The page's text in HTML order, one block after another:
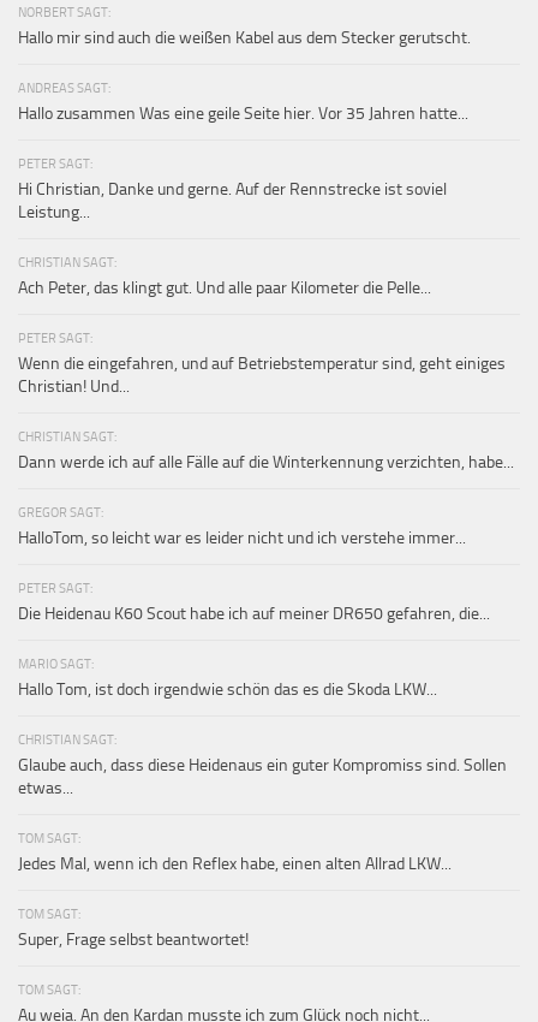
NORBERT SAGT:
Hallo mir sind auch die weißen Kabel aus dem Stecker gerutscht.
ANDREAS SAGT:
Hallo zusammen Was eine geile Seite hier. Vor 35 Jahren hatte...
PETER SAGT:
Hi Christian, Danke und gerne. Auf der Rennstrecke ist soviel
Leistung...
CHRISTIAN SAGT:
Ach Peter, das klingt gut. Und alle paar Kilometer die Pelle...
PETER SAGT:
Wenn die eingefahren, und auf Betriebstemperatur sind, geht einiges
Christian! Und...
CHRISTIAN SAGT:
Dann werde ich auf alle Fälle auf die Winterkennung verzichten, habe...
GREGOR SAGT:
HalloTom, so leicht war es leider nicht und ich verstehe immer...
PETER SAGT:
Die Heidenau K60 Scout habe ich auf meiner DR650 gefahren, die...
MARIO SAGT:
Hallo Tom, ist doch irgendwie schön das es die Skoda LKW...
CHRISTIAN SAGT:
Glaube auch, dass diese Heidenaus ein guter Kompromiss sind. Sollen
etwas...
TOM SAGT:
Jedes Mal, wenn ich den Reflex habe, einen alten Allrad LKW...
TOM SAGT:
Super, Frage selbst beantwortet!
TOM SAGT:
Au weia. An den Kardan musste ich zum Glück noch nicht...